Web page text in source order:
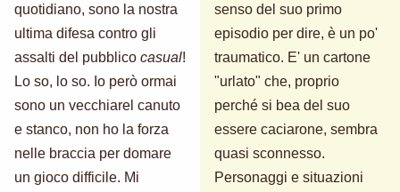
quotidiano, sono la nostra
ultima difesa contro gli
assalti del pubblico casual!
Lo so, lo so. Io però ormai
sono un vecchiarel canuto
e stanco, non ho la forza
nelle braccia per domare
un gioco difficile. Mi
senso del suo primo
episodio per dire, è un po'
traumatico. E' un cartone
"urlato" che, proprio
perché si bea del suo
essere caciarone, sembra
quasi sconnesso.
Personaggi e situazioni